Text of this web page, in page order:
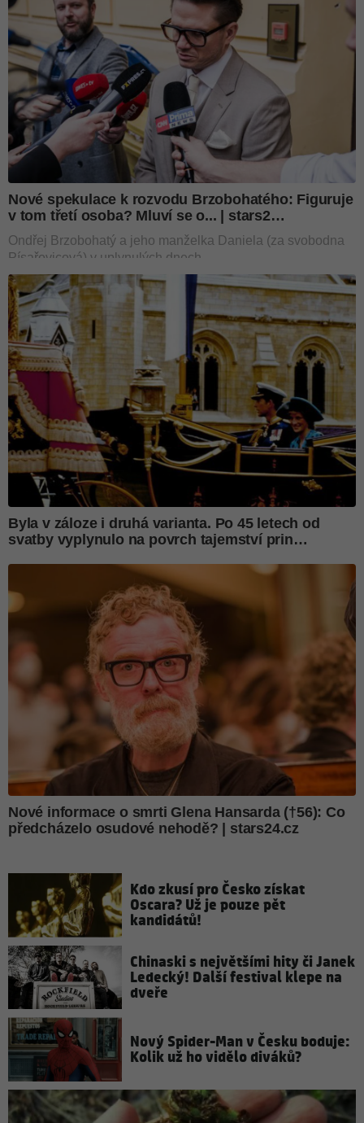
Kdo zkusí pro Česko získat
Oscara? Už je pouze pět
kandidátů!
Chinaski s největšími hity či Janek
Ledecký! Další festival klepe na
dveře
Nový Spider-Man v Česku boduje:
Kolik už ho vidělo diváků?